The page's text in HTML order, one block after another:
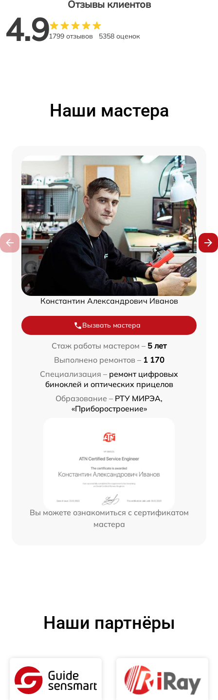
Отзывы клиентов
4.91799 отзывов 5358 оценок
Наши мастера
Константин Александрович Иванов
Вызвать мастера
Стаж работы мастером – 5 лет
Выполнено ремонтов – 1 170
Специализация – ремонт цифровых
биноклей и оптических прицелов
Образование – РТУ МИРЭА,
«Приборостроение»
Вы можете ознакомиться с сертификатом
мастера
Наши партнёры